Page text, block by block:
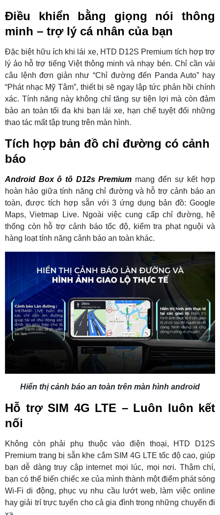
Điều khiển bằng giọng nói thông
minh – trợ lý cá nhân của bạn
Đặc biệt hữu ích khi lái xe, HTD D12S Premium tích hợp trợ
lý ảo hỗ trợ tiếng Việt thông minh và nhạy bén. Chỉ cần vài
câu lệnh đơn giản như “Chỉ đường đến Panda Auto” hay
“Phát nhạc Mỹ Tâm”, thiết bị sẽ ngay lập tức phản hồi chính
xác. Tính năng này không chỉ tăng sự tiện lợi mà còn đảm
bảo an toàn tối đa khi bạn lái xe, hạn chế tuyệt đối những
thao tác mất tập trung trên màn hình.
Tích hợp bản đồ chỉ đường có cảnh
báo
Android Box ô tô D12s Premium mang đến sự kết hợp
hoàn hảo giữa tính năng chỉ đường và hỗ trợ cảnh báo an
toàn, được tích hợp sẵn với 3 ứng dụng bản đồ: Google
Maps, Vietmap Live. Ngoài việc cung cấp chỉ đường, hệ
thống còn hỗ trợ cảnh báo tốc độ, kiểm tra phạt nguội và
hàng loạt tính năng cảnh báo an toàn khác.
Hiển thị cảnh báo an toàn trên màn hình android
Hỗ trợ SIM 4G LTE – Luôn luôn kết
nối
Không còn phải phụ thuộc vào điện thoại, HTD D12S
Premium trang bị sẵn khe cắm SIM 4G LTE tốc độ cao, giúp
bạn dễ dàng truy cập internet mọi lúc, mọi nơi. Thậm chí,
bạn có thể biến chiếc xe của mình thành một điểm phát sóng
Wi-Fi di động, phục vụ nhu cầu lướt web, làm việc online
hay giải trí trực tuyến cho cả gia đình trong những chuyến đi